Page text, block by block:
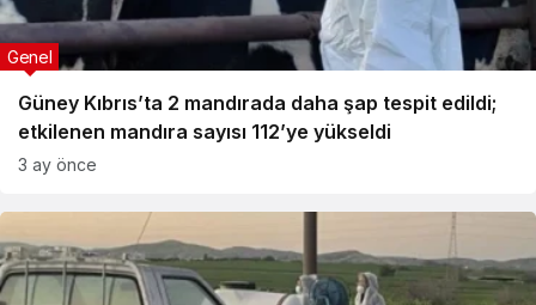
Güney Kıbrıs’ta 2 mandırada daha şap tespit edildi;
etkilenen mandıra sayısı 112’ye yükseldi
Genel
3 ay önce